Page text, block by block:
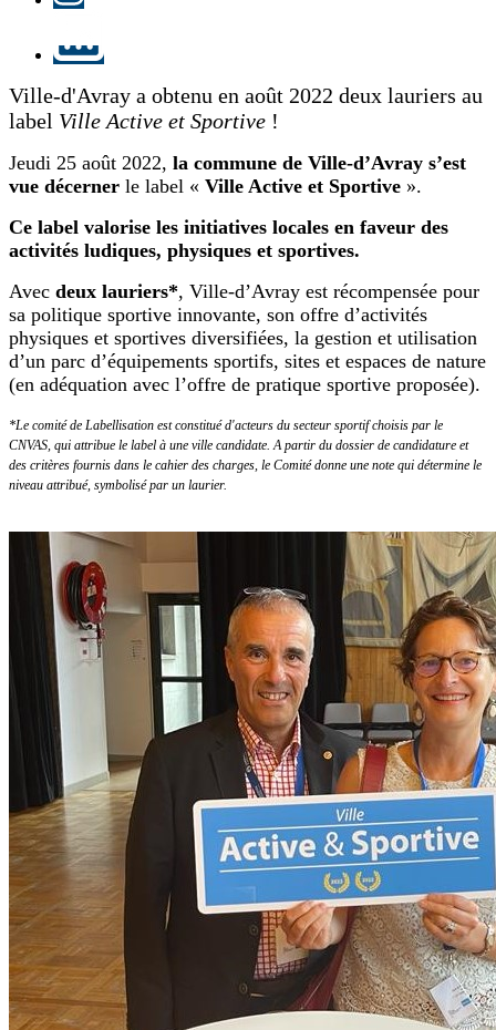
Ville-d'Avray a obtenu en août 2022 deux lauriers au
label Ville Active et Sportive !
Jeudi 25 août 2022, la commune de Ville-d’Avray s’est
vue décerner le label « Ville Active et Sportive ».
Ce label valorise les initiatives locales en faveur des
activités ludiques, physiques et sportives.
Avec deux lauriers*, Ville-d’Avray est récompensée pour
sa politique sportive innovante, son offre d’activités
physiques et sportives diversifiées, la gestion et utilisation
d’un parc d’équipements sportifs, sites et espaces de nature
(en adéquation avec l’offre de pratique sportive proposée).
*Le comité de Labellisation est constitué d'acteurs du secteur sportif choisis par le
CNVAS, qui attribue le label à une ville candidate. A partir du dossier de candidature et
des critères fournis dans le cahier des charges, le Comité donne une note qui détermine le
niveau attribué, symbolisé par un laurier.